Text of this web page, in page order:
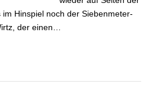
Hinspiel noch der Siebenmeter-
der einen…